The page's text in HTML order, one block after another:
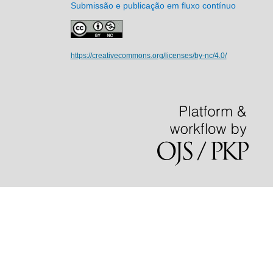
Submissão e publicação em fluxo contínuo
https://creativecommons.org/licenses/by-nc/4.0/